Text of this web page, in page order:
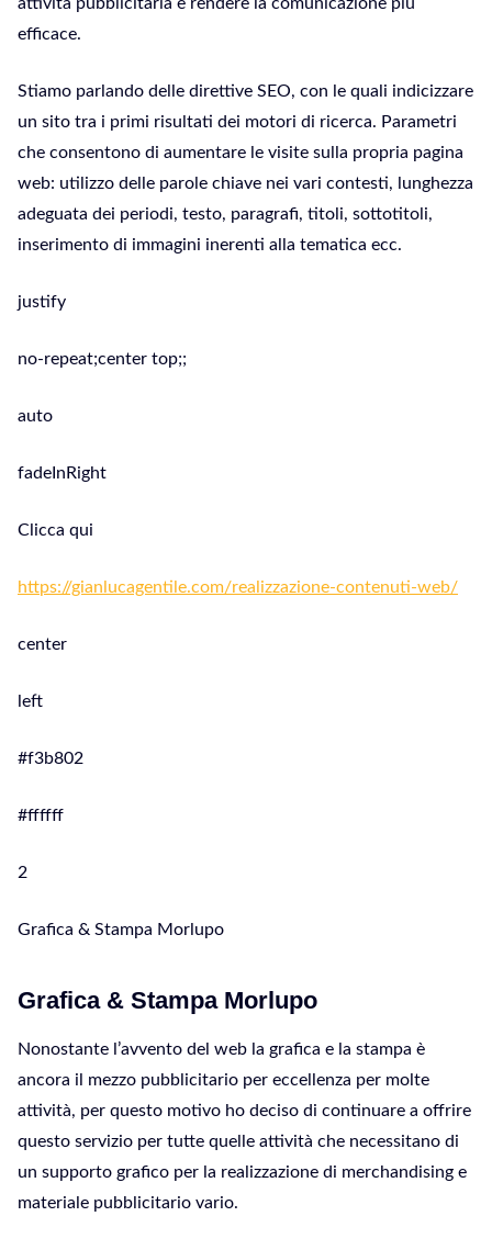
efficace.
Stiamo parlando delle direttive SEO, con le quali indicizzare
un sito tra i primi risultati dei motori di ricerca. Parametri
che consentono di aumentare le visite sulla propria pagina
web: utilizzo delle parole chiave nei vari contesti, lunghezza
adeguata dei periodi, testo, paragrafi, titoli, sottotitoli,
inserimento di immagini inerenti alla tematica ecc.
justify
no-repeat;center top;;
auto
fadeInRight
Clicca qui
https://gianlucagentile.com/realizzazione-contenuti-web/
center
left
#f3b802
#ffffff
2
Grafica & Stampa Morlupo
Grafica & Stampa Morlupo
Nonostante l’avvento del web la grafica e la stampa è
ancora il mezzo pubblicitario per eccellenza per molte
attività, per questo motivo ho deciso di continuare a offrire
questo servizio per tutte quelle attività che necessitano di
un supporto grafico per la realizzazione di merchandising e
materiale pubblicitario vario.